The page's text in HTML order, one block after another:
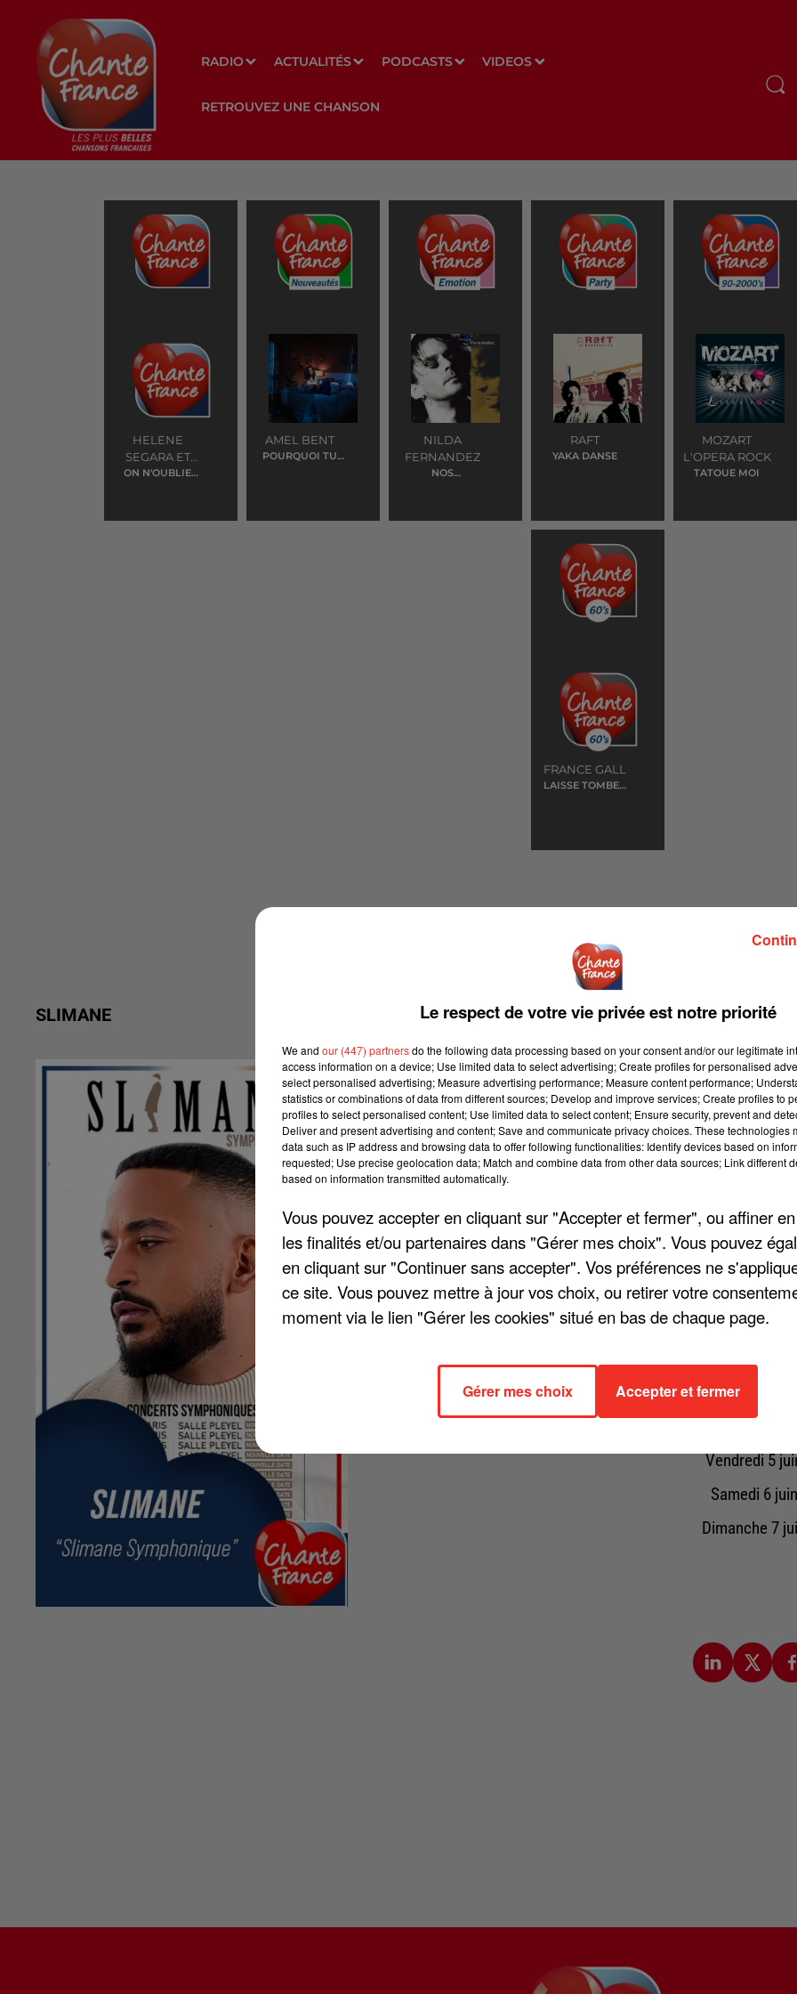
RADIO ACTUALITÉS PODCASTS VIDEOS
RETROUVEZ UNE CHANSON
HELENE
SEGARA ET
LAURA
ON N'OUBLIE
AMEL BENT
POURQUOI TU
NILDA
FERNANDEZ
NOS
RAFT
YAKA DANSE
MOZART
L'OPERA ROCK
TATOUE MOI
FRANCE GALL
LAISSE TOMBER
SLIMANE
SLIMANE SYMPHONIQUE
SALLE
Jeudi 14
Samedi 16
Jeudi 21 mai
Vendredi 22
Samedi 23
Samedi 30
Vendredi 5
Samedi 6
Dimanche 7
Le respect de votre vie privée est notre priorité
We and our (447) partnersdo the following data processing based on your consent and/or our legitimate
access information on a device; Use limited data to select advertising; Create profiles for personalised
select personalised advertising; Measure advertising performance; Measure content performance;
statistics or combinations of data from different sources; Develop and improve services; Create profiles to
profiles to select personalised content; Use limited data to select content; Ensure security, prevent and
Deliver and present advertising and content; Save and communicate privacy choices. These technologies
data such as IP address and browsing data to offer following functionalities: Identify devices based on
requested; Use precise geolocation data; Match and combine data from other data sources; Link different
based on information transmitted automatically.
Vous pouvez accepter en cliquant sur "Accepter et fermer", ou affiner
les finalités et/ou partenaires dans "Gérer mes choix". Vous pouvez
en cliquant sur "Continuer sans accepter". Vos préférences ne
ce site. Vous pouvez mettre à jour vos choix, ou retirer votre
moment via le lien "Gérer les cookies" situé en bas de chaque page.
Gérer mes choix Accepter et fermer